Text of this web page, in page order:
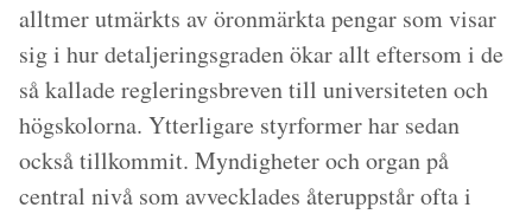
alltmer utmärkts av öronmärkta pengar som visar
sig i hur detaljeringsgraden ökar allt eftersom i de
så kallade regleringsbreven till universiteten och
högskolorna. Ytterligare styrformer har sedan
också tillkommit. Myndigheter och organ på
central nivå som avvecklades återuppstår ofta i